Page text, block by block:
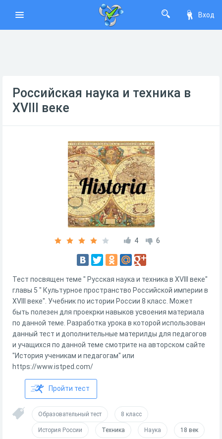
Вход
Российская наука и техника в
XVIII веке
4 6
Тест посвящен теме " Русская наука и техника в XVIII веке"
главы 5 " Культурное пространство Российской империи в
XVIII веке". Учебник по истории России 8 класс. Может
быть полезен для проекрки навыков усвоения материала
по данной теме. Разработка урока в которой использован
данный тест и дополнительные материлды для педагогов
и учащихся по данной теме смотрите на авторском сайте
"История ученикам и педагогам" или
https://www.istped.com/
Пройти тест
Образовательный тест 8 класс
История России Техника Наука 18 век